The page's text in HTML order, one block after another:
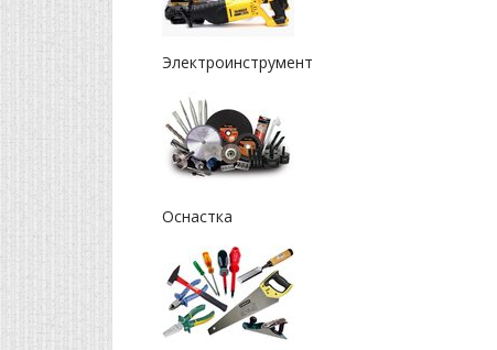
Электроинструмент
Оснастка